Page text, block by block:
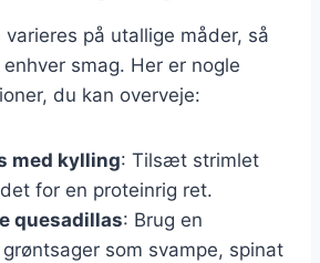
varieres på utallige måder, så
smag. Her er nogle
du kan overveje:
med kylling: Tilsæt strimlet
for en proteinrig ret.
quesadillas: Brug en
som svampe, spinat